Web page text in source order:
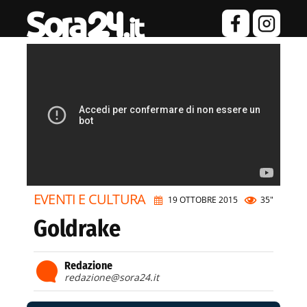
19 OTTOBRE 2015 35"
EVENTI E CULTURA
Goldrake
Redazione
redazione@sora24.it